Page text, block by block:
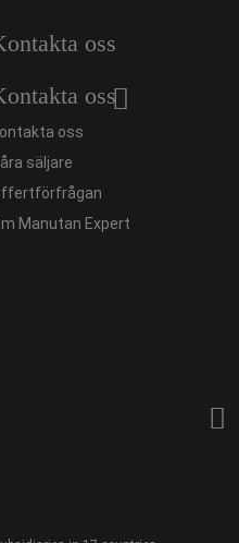
oss
oss
oss
säljare
Manutan Expert